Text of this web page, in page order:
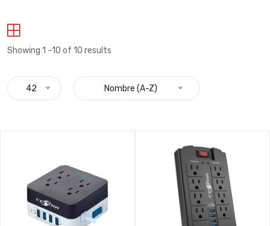
Showing 1 –10 of 10 results
42 Nombre (A-Z)